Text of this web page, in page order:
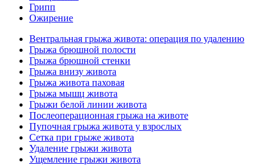
Грипп
Ожирение
Вентральная грыжа живота: операция по удалению
Грыжа брюшной полости
Грыжа брюшной стенки
Грыжа внизу живота
Грыжа живота паховая
Грыжа мышц живота
Грыжи белой линии живота
Послеоперационная грыжа на животе
Пупочная грыжа живота у взрослых
Сетка при грыже живота
Удаление грыжи живота
Ущемление грыжи живота